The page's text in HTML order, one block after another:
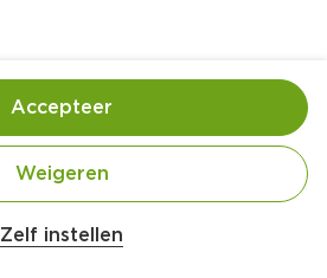
Bereiding
Zelf instellen
Weigeren
Accepteer